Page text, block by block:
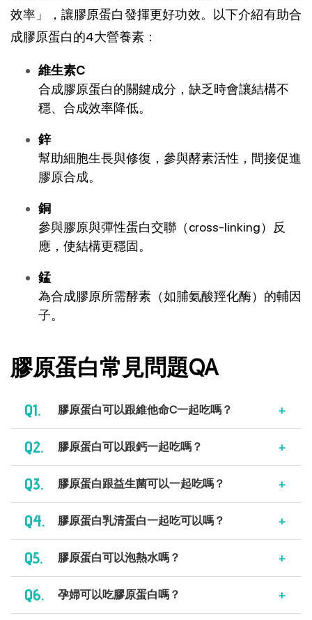
效率」，讓膠原蛋白發揮更好功效。以下介紹有助合
成膠原蛋白的4大營養素：
維生素C
合成膠原蛋白的關鍵成分，缺乏時會讓結構不
穩、合成效率降低。
鋅
幫助細胞生長與修復，參與酵素活性，間接促進
膠原合成。
銅
參與膠原與彈性蛋白交聯（cross-linking）反
應，使結構更穩固。
錳
為合成膠原所需酵素（如脯氨酸羥化酶）的輔因
子。
膠原蛋白常見問題QA
Q1. 膠原蛋白可以跟維他命C一起吃嗎？
Q2. 膠原蛋白可以跟鈣一起吃嗎？
Q3. 膠原蛋白跟益生菌可以一起吃嗎？
Q4. 膠原蛋白乳清蛋白一起吃可以嗎？
Q5. 膠原蛋白可以泡熱水嗎？
Q6. 孕婦可以吃膠原蛋白嗎？